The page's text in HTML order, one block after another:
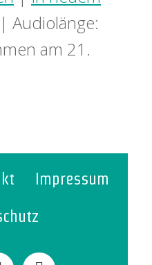
| Audiolänge:
am 21.
Impressum